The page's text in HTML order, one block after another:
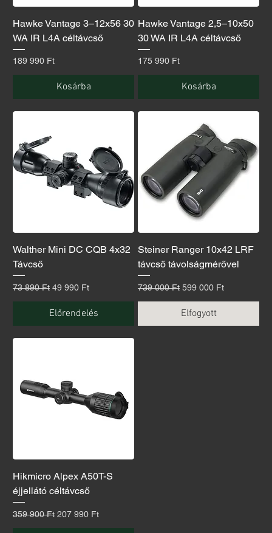
Hawke Vantage 3–12x56 30
WA IR L4A céltávcső
Ár
189 990 Ft
Kosárba
Hawke Vantage 2,5–10x50
30 WA IR L4A céltávcső
Ár
175 990 Ft
Kosárba
Walther Mini DC CQB 4x32
Távcső
Szokásos ár
73 890 Ft Akciós ár
49 990 Ft
Előrendelés
Steiner Ranger 10x42 LRF
távcső távolságmérővel
Szokásos ár
739 000 Ft Akciós ár
599 000 Ft
Elfogyott
Hikmicro Alpex A50T-S
éjjellátó céltávcső
Szokásos ár
359 900 Ft Akciós ár
207 990 Ft